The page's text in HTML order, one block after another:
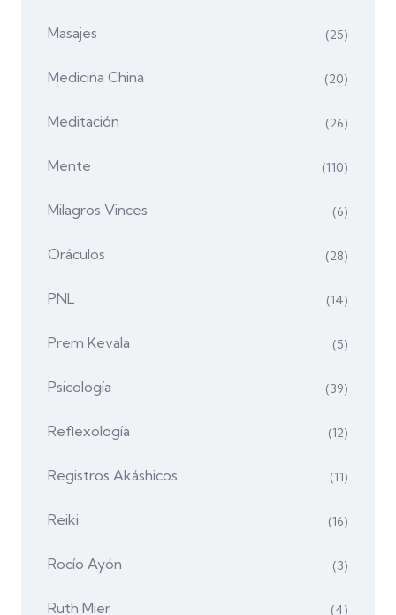
Masajes (25)
Medicina China (20)
Meditación (26)
Mente (110)
Milagros Vinces (6)
Oráculos (28)
PNL (14)
Prem Kevala (5)
Psicología (39)
Reflexología (12)
Registros Akáshicos (11)
Reiki (16)
Rocío Ayón (3)
Ruth Mier (4)